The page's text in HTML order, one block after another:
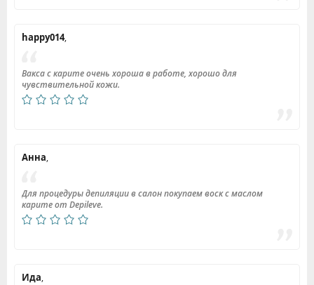
happy014,
Вакса с карите очень хороша в работе, хорошо для
чувствительной кожи.
Анна,
Для процедуры депиляции в салон покупаем воск с маслом
карите от Depileve.
Ида,